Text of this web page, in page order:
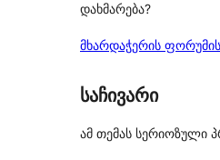
დახმარება?
მხარდაჭერის ფორუმის
საჩივარი
ამ თემას სერიოზული